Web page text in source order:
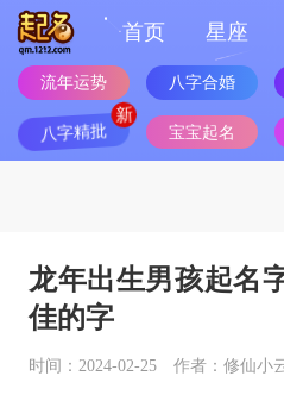
首页 星座
流年运势 八字合婚
八字精批 宝宝起名
龙年出生男孩起名
佳的字
时间：2024-02-25 作者：修仙小